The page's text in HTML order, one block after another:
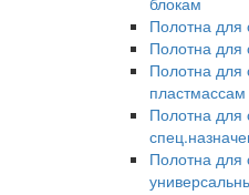
Полотна для
Полотна для
Полотна для
пластмассам
Полотна для
Полотна для